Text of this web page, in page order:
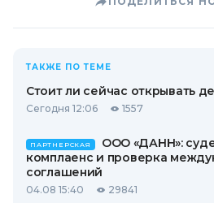
ТАКЖЕ ПО ТЕМЕ
Стоит ли сейчас открывать
Сегодня 12:06 1557
ПАРТНЕРСКАЯ
ООО «ДАНН»:
комплаенс и проверка
соглашений
04.08 15:40 29841